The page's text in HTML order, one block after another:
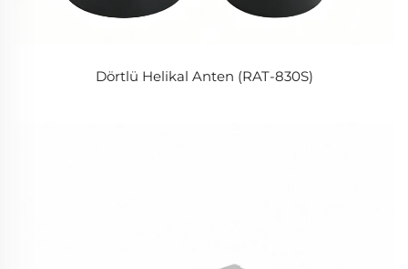
Dörtlü Helikal Anten (RAT-830S)